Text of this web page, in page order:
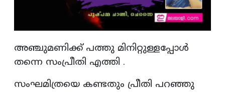
അഞ്ചുമണിക്ക് പത്തു മിനിറ്റുള്ളപ്പോൾ
തന്നെ സംപ്രീതി എത്തി .
സംഘമിത്രയെ കണ്ടതും പ്രീതി പറഞ്ഞു